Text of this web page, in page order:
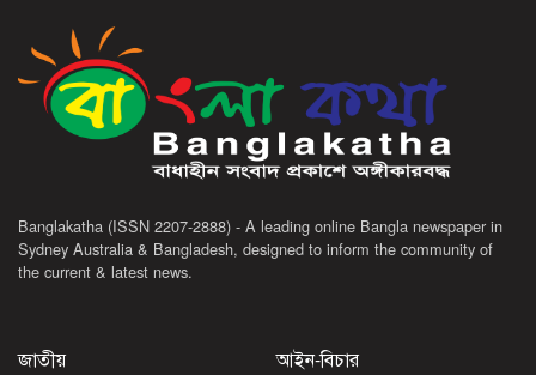
Banglakatha (ISSN 2207-2888) - A leading online Bangla newspaper in
Sydney Australia & Bangladesh, designed to inform the community of
the current & latest news.
জাতীয়
আইন-বিচার